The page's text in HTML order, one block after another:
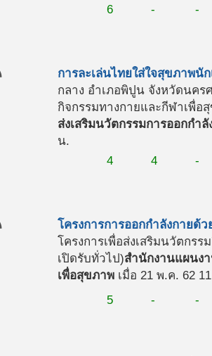
6 - -
การละเล่นไทยใส่ใจสุขภาพนั
กลาง อำเภอพิปูน จังหวัดนคร
กิจกรรมทางกายและกีฬาเพื่อ
ส่งเสริมนวัตกรรมการออกกำ
น.
4
4 -
โครงการการออกกำลังกายด้
โครงการเพื่อส่งเสริมนวัตกร
เปิดรับทั่วไป)สำนักงานแผนง
เพื่อสุขภาพ เมื่อ 21 พ.ค. 62
5
- -